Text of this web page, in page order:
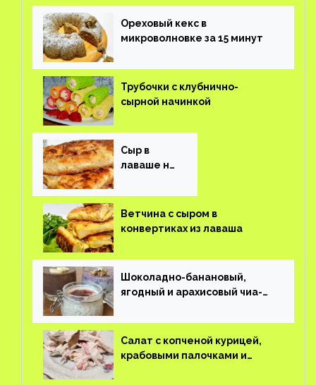
Ореховый кекс в
микроволновке за 15 минут
Трубочки с клубнично-
сырной начинкой
Сыр в
лаваше на
Ветчина с сыром в
конвертиках из лаваша
Шоколадно-банановый,
ягодный и арахисовый чиа-
Салат с копченой курицей,
крабовыми палочками и